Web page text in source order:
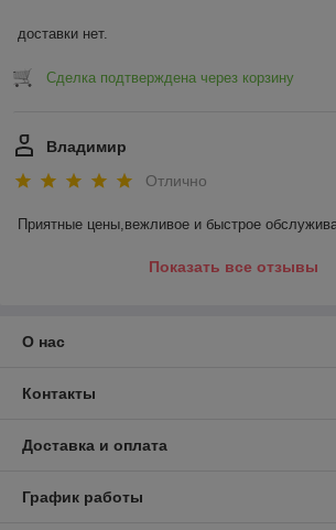
доставки нет.
Сделка подтверждена через корзину
Владимир
Отлично
Приятные цены,вежливое и быстрое
Показать все отзывы
О нас
Контакты
Доставка и оплата
График работы